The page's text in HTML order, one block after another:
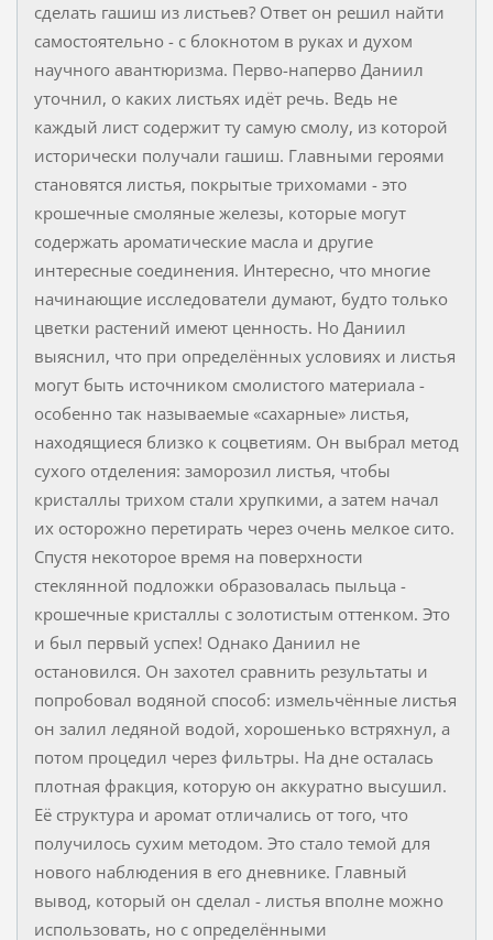
сделать гашиш из листьев? Ответ он решил найти
самостоятельно - с блокнотом в руках и духом
научного авантюризма. Перво-наперво Даниил
уточнил, о каких листьях идёт речь. Ведь не
каждый лист содержит ту самую смолу, из которой
исторически получали гашиш. Главными героями
становятся листья, покрытые трихомами - это
крошечные смоляные железы, которые могут
содержать ароматические масла и другие
интересные соединения. Интересно, что многие
начинающие исследователи думают, будто только
цветки растений имеют ценность. Но Даниил
выяснил, что при определённых условиях и листья
могут быть источником смолистого материала -
особенно так называемые «сахарные» листья,
находящиеся близко к соцветиям. Он выбрал метод
сухого отделения: заморозил листья, чтобы
кристаллы трихом стали хрупкими, а затем начал
их осторожно перетирать через очень мелкое сито.
Спустя некоторое время на поверхности
стеклянной подложки образовалась пыльца -
крошечные кристаллы с золотистым оттенком. Это
и был первый успех! Однако Даниил не
остановился. Он захотел сравнить результаты и
попробовал водяной способ: измельчённые листья
он залил ледяной водой, хорошенько встряхнул, а
потом процедил через фильтры. На дне осталась
плотная фракция, которую он аккуратно высушил.
Её структура и аромат отличались от того, что
получилось сухим методом. Это стало темой для
нового наблюдения в его дневнике. Главный
вывод, который он сделал - листья вполне можно
использовать, но с определёнными